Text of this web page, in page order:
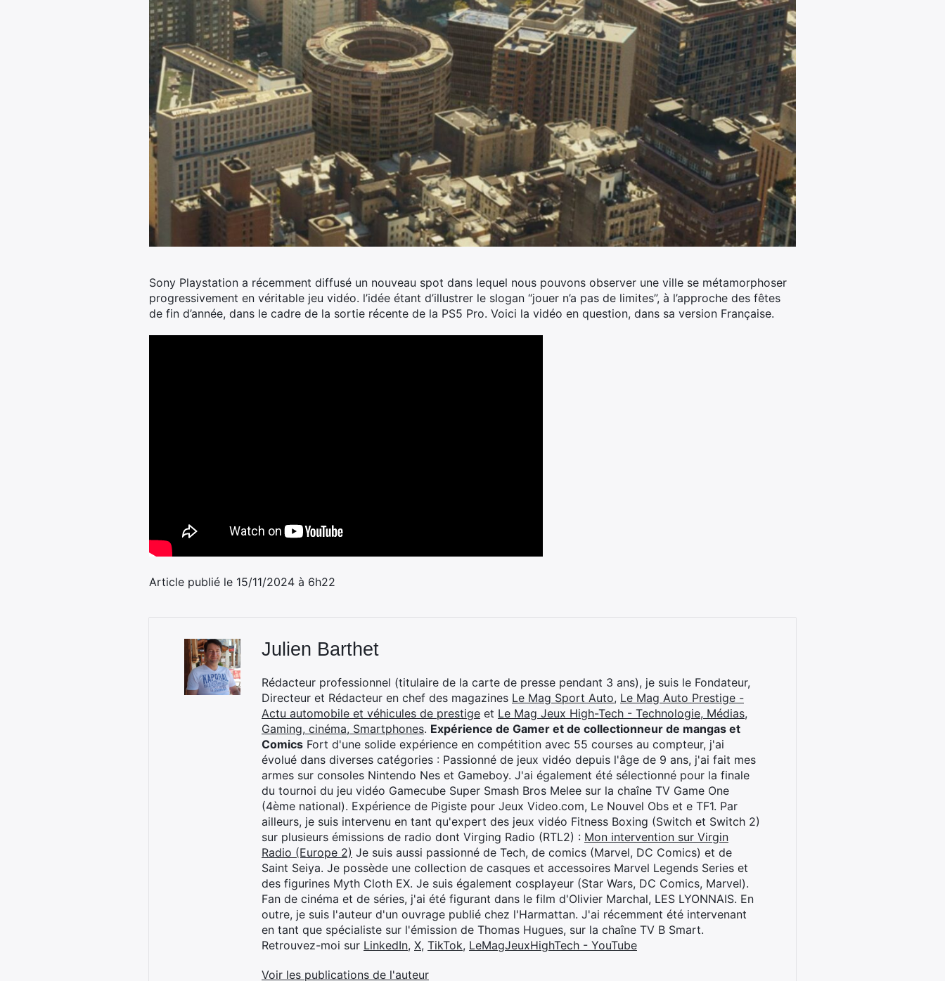
Sony Playstation a récemment diffusé un nouveau spot dans lequel nous pouvons observer une ville se métamorphoser
progressivement en véritable jeu vidéo. l’idée étant d’illustrer le slogan “jouer n’a pas de limites”, à l’approche des fêtes
de fin d’année, dans le cadre de la sortie récente de la PS5 Pro. Voici la vidéo en question, dans sa version Française.
Article publié le 15/11/2024 à 6h22
Julien Barthet
Rédacteur professionnel (titulaire de la carte de presse pendant 3 ans), je suis le Fondateur,
Directeur et Rédacteur en chef des magazines Le Mag Sport Auto, Le Mag Auto Prestige -
Actu automobile et véhicules de prestige et Le Mag Jeux High-Tech - Technologie, Médias,
Gaming, cinéma, Smartphones. Expérience de Gamer et de collectionneur de mangas et
Comics Fort d'une solide expérience en compétition avec 55 courses au compteur, j'ai
évolué dans diverses catégories : Passionné de jeux vidéo depuis l'âge de 9 ans, j'ai fait mes
armes sur consoles Nintendo Nes et Gameboy. J'ai également été sélectionné pour la finale
du tournoi du jeu vidéo Gamecube Super Smash Bros Melee sur la chaîne TV Game One
(4ème national). Expérience de Pigiste pour Jeux Video.com, Le Nouvel Obs et e TF1. Par
ailleurs, je suis intervenu en tant qu'expert des jeux vidéo Fitness Boxing (Switch et Switch 2)
sur plusieurs émissions de radio dont Virging Radio (RTL2) : Mon intervention sur Virgin
Radio (Europe 2) Je suis aussi passionné de Tech, de comics (Marvel, DC Comics) et de
Saint Seiya. Je possède une collection de casques et accessoires Marvel Legends Series et
des figurines Myth Cloth EX. Je suis également cosplayeur (Star Wars, DC Comics, Marvel).
Fan de cinéma et de séries, j'ai été figurant dans le film d'Olivier Marchal, LES LYONNAIS. En
outre, je suis l'auteur d'un ouvrage publié chez l'Harmattan. J'ai récemment été intervenant
en tant que spécialiste sur l'émission de Thomas Hugues, sur la chaîne TV B Smart.
Retrouvez-moi sur LinkedIn, X, TikTok, LeMagJeuxHighTech - YouTube
Voir les publications de l'auteur